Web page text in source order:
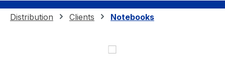
Distribution Clients Notebooks
Bildergalerie überspringen